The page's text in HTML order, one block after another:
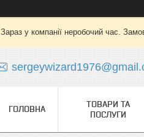
Зараз у компанії неробочий час.
ГОЛОВНА
ТОВАРИ ТА
ПОСЛУГИ